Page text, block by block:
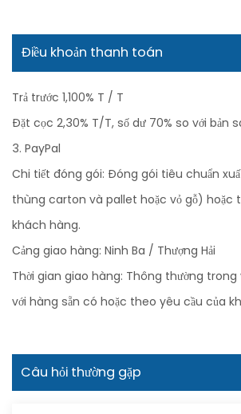
Điều khoản thanh toán
Trả trước 1,100% T / T
Đặt cọc 2,30% T/T, số dư 70% so với bản
3. PayPal
Chi tiết đóng gói: Đóng gói tiêu chuẩn
thùng carton và pallet hoặc vỏ gỗ) hoặc
khách hàng.
Cảng giao hàng: Ninh Ba / Thượng Hải
Thời gian giao hàng: Thông thường
với hàng sẵn có hoặc theo yêu cầu của
Câu hỏi thường gặp